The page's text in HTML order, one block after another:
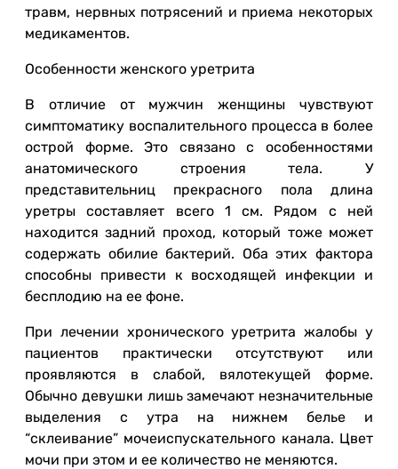
травм, нервных потрясений и приема некоторых
медикаментов.
Особенности женского уретрита
В отличие от мужчин женщины чувствуют
симптоматику воспалительного процесса в более
острой форме. Это связано с особенностями
анатомического строения тела. У
представительниц прекрасного пола длина
уретры составляет всего 1 см. Рядом с ней
находится задний проход, который тоже может
содержать обилие бактерий. Оба этих фактора
способны привести к восходящей инфекции и
бесплодию на ее фоне.
При лечении хронического уретрита жалобы у
пациентов практически отсутствуют или
проявляются в слабой, вялотекущей форме.
Обычно девушки лишь замечают незначительные
выделения с утра на нижнем белье и
“склеивание” мочеиспускательного канала. Цвет
мочи при этом и ее количество не меняются.